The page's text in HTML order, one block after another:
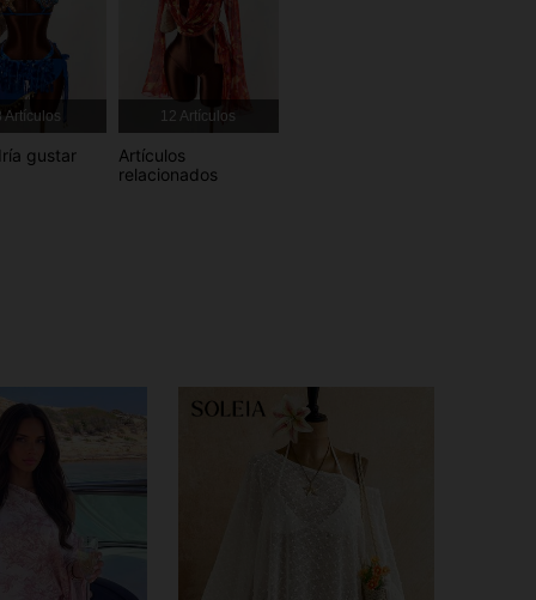
4.81 3.3K
4.81
Artículos
gustar
12 Artículos
Artículos
relacionados